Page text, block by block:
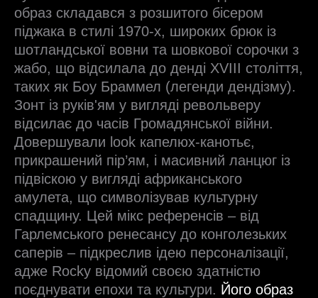
образ складався з розшитого бісером
піджака в стилі 1970-х, широких брюк із
шотландської вовни та шовкової сорочки з
жабо, що відсилала до денді XVIII століття,
таких як Боу Браммел (легенди дендізму).
Зонт із руків'ям у вигляді револьверу
відсилає до часів Громадянської війни.
Довершували look капелюх-канотьє,
прикрашений пір’ям, і масивний ланцюг із
підвіскою у вигляді африканського
амулета, що символізував культурну
спадщину. Цей мікс референсів – від
Гарлемського ренесансу до конголезьких
саперів – підкреслив ідею персоналізації,
адже Rocky відомий своєю здатністю
поєднувати епохи та культури. Його образ